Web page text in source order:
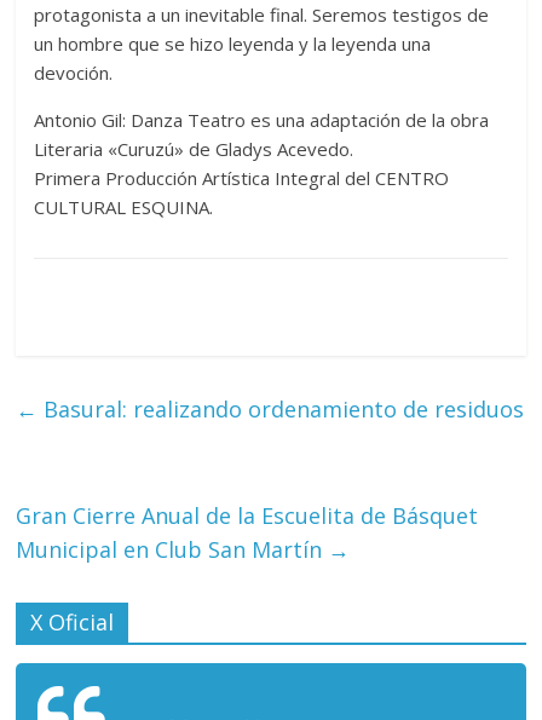
protagonista a un inevitable final. Seremos testigos de
un hombre que se hizo leyenda y la leyenda una
devoción.
Antonio Gil: Danza Teatro es una adaptación de la obra
Literaria «Curuzú» de Gladys Acevedo.
Primera Producción Artística Integral del CENTRO
CULTURAL ESQUINA.
← Basural: realizando ordenamiento de residuos
Gran Cierre Anual de la Escuelita de Básquet
Municipal en Club San Martín →
X Oficial